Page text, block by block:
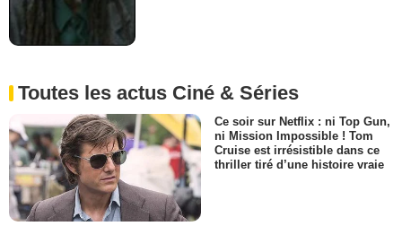
Toutes les actus Ciné & Séries
Ce soir sur Netflix : ni Top Gun,
ni Mission Impossible ! Tom
Cruise est irrésistible dans ce
thriller tiré d’une histoire vraie